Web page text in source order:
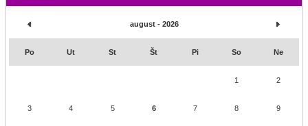
august - 2026
Po Ut St Št Pi So Ne
1 2
3 4 5 6 7 8 9